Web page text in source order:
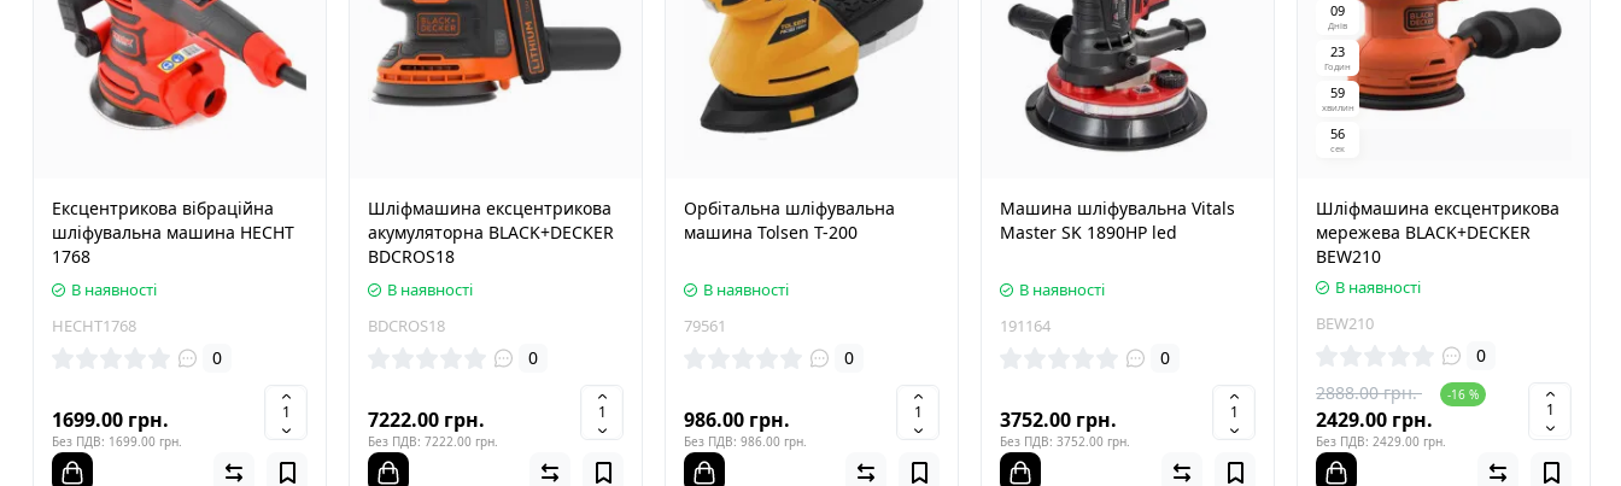
Ексцентрикова вібраційна
шліфувальна машина HECHT
1768
В наявності
HECHT1768
0
1699.00 грн.
Без ПДВ: 1699.00 грн.
Шліфмашина ексцентрикова
акумуляторна BLACK+DECKER
BDCROS18
В наявності
BDCROS18
0
7222.00 грн.
Без ПДВ: 7222.00 грн.
Орбітальна шліфувальна
машина Tolsen Т-200
В наявності
79561
0
986.00 грн.
Без ПДВ: 986.00 грн.
Машина шліфувальна Vitals
Master SK 1890HP led
В наявності
191164
0
3752.00 грн.
Без ПДВ: 3752.00 грн.
09
Днів
23
Годин
59
хвилин
55
сек
Шліфмашина ексцентрикова
мережева BLACK+DECKER
BEW210
В наявності
BEW210
0
2888.00 грн.
-16 %
2429.00 грн.
Без ПДВ: 2429.00 грн.